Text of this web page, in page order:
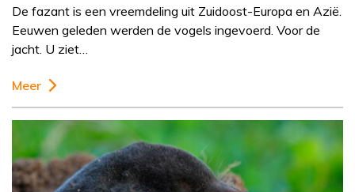
De fazant is een vreemdeling uit Zuidoost-Europa en Azië.
Eeuwen geleden werden de vogels ingevoerd. Voor de
jacht. U ziet…
Meer